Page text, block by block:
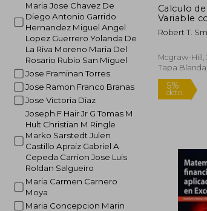
Maria Jose Chavez De
Diego Antonio Garrido
Hernandez Miguel Angel
Lopez Guerrero Yolanda De
La Riva Moreno Maria Del
Rosario Rubio San Miguel
Jose Framinan Torres
Jose Ramon Franco Branas
Jose Victoria Diaz
Joseph F Hair Jr G Tomas M
Hult Christian M Ringle
Marko Sarstedt Julen
Castillo Apraiz Gabriel A
Cepeda Carrion Jose Luis
Roldan Salgueiro
Maria Carmen Carnero
Moya
Maria Concepcion Marin
Calculo
Variable
Robert T.
Mcgraw-Hill,
Tapa
5%
dcto.